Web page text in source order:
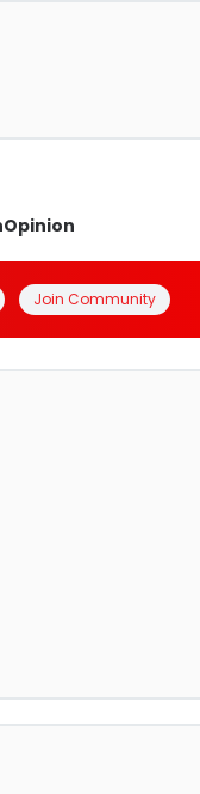
Opinion
Join Community